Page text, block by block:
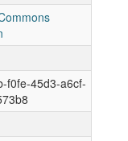
f0fe-45d3-a6cf-